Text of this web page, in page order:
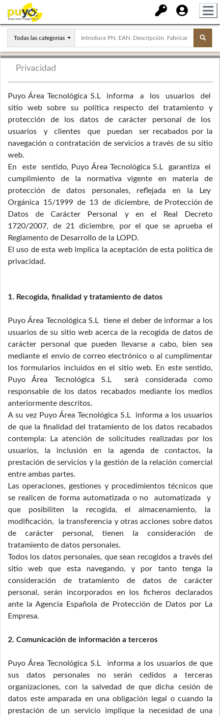
Todas las categorías
Privacidad
Puyo Área Tecnológica S.L informa a los usuarios del
sitio web sobre su política respecto del tratamiento y
protección de los datos de carácter personal de los
usuarios y clientes que puedan ser recabados por la
navegación o contratación de servicios a través de su sitio
web.
En este sentido, Puyo Área Tecnológica S.L garantiza el
cumplimiento de la normativa vigente en materia de
protección de datos personales, reflejada en la Ley
Orgánica 15/1999 de 13 de diciembre, de Protección de
Datos de Carácter Personal y en el Real Decreto
1720/2007, de 21 diciembre, por el que se aprueba el
Reglamento de Desarrollo de la LOPD.
El uso de esta web implica la aceptación de esta política de
privacidad.
1. Recogida, finalidad y tratamiento de datos
Puyo Área Tecnológica S.L tiene el deber de informar a los
usuarios de su sitio web acerca de la recogida de datos de
carácter personal que pueden llevarse a cabo, bien sea
mediante el envío de correo electrónico o al cumplimentar
los formularios incluidos en el sitio web. En este sentido,
Puyo Área Tecnológica S.L será considerada como
responsable de los datos recabados mediante los medios
anteriormente descritos.
A su vez Puyo Área Tecnológica S.L informa a los usuarios
de que la finalidad del tratamiento de los datos recabados
contempla: La atención de solicitudes realizadas por los
usuarios, la inclusión en la agenda de contactos, la
prestación de servicios y la gestión de la relación comercial
entre ambas partes.
Las operaciones, gestiones y procedimientos técnicos que
se realicen de forma automatizada o no automatizada y
que posibiliten la recogida, el almacenamiento, la
modificación, la transferencia y otras acciones sobre datos
de carácter personal, tienen la consideración de
tratamiento de datos personales.
Todos los datos personales, que sean recogidos a través del
sitio web que esta navegando, y por tanto tenga la
consideración de tratamiento de datos de carácter
personal, serán incorporados en los ficheros declarados
ante la Agencia Española de Protección de Datos por La
Empresa.
2. Comunicación de información a terceros
Puyo Área Tecnológica S.L informa a los usuarios de que
sus datos personales no serán cedidos a terceras
organizaciones, con la salvedad de que dicha cesión de
datos este amparada en una obligación legal o cuando la
prestación de un servicio implique la necesidad de una